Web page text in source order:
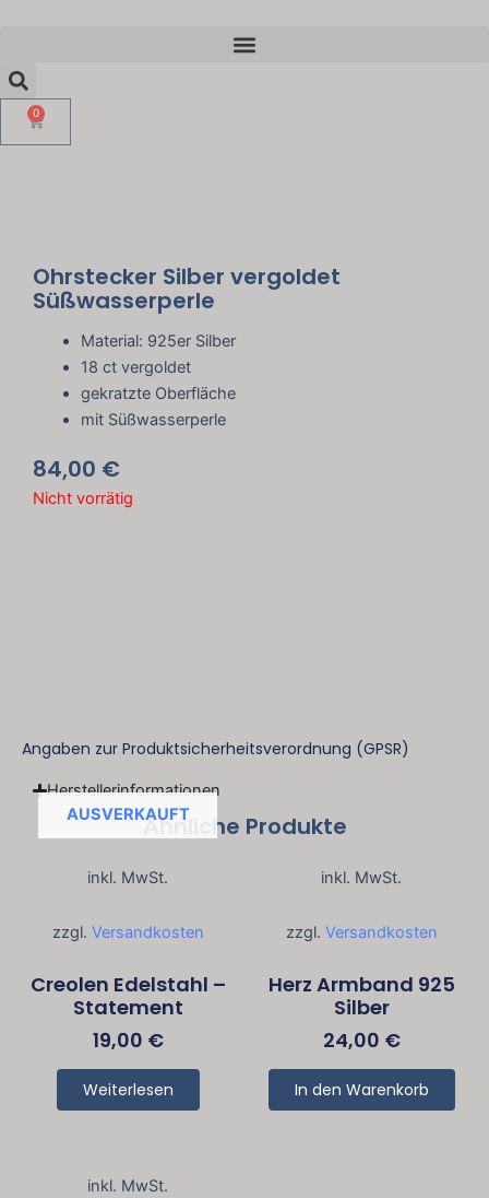
Menü
Suche
0 Warenkorb
Ohrstecker Silber vergoldet
Süßwasserperle
Material: 925er Silber
18 ct vergoldet
gekratzte Oberfläche
mit Süßwasserperle
84,00 €
Nicht vorrätig
Angaben zur Produktsicherheitsverordnung (GPSR)
Herstellerinformationen
Ähnliche Produkte
AUSVERKAUFT
inkl. MwSt.
zzgl. Versandkosten
Creolen Edelstahl –
Statement
19,00 €
Weiterlesen
inkl. MwSt.
zzgl. Versandkosten
Herz Armband 925
Silber
24,00 €
In den Warenkorb
inkl. MwSt.